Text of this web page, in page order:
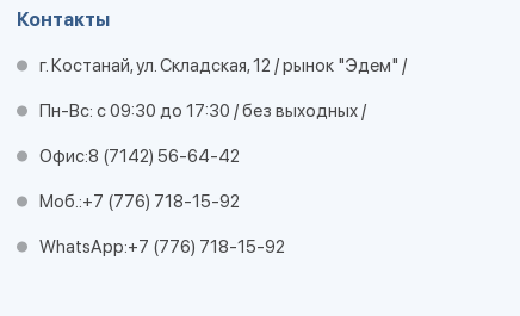
Контакты
г. Костанай, ул. Складская, 12 / рынок "Эдем" /
Пн-Вс: с 09:30 до 17:30 / без выходных /
Офис:8 (7142) 56-64-42
Моб.:+7 (776) 718-15-92
WhatsApp:+7 (776) 718-15-92